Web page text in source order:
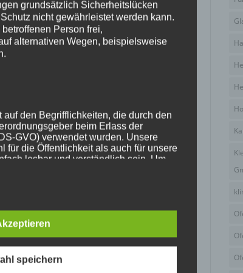
grundsätzlich Sicherheitslücken
nicht gewährleistet werden kann.
Person frei,
alternativen Wegen, beispielsweise
den Begrifflichkeiten, die durch den
beim Erlass der
GVO) verwendet wurden. Unsere
für die Öffentlichkeit als auch für unsere
lesbar und verständlich sein. Um
speichern